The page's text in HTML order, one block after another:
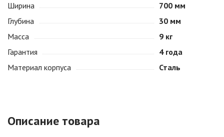
Ширина
700 мм
Глубина
30 мм
Масса
9 кг
Гарантия
4 года
Материал корпуса
Сталь
Описание товара